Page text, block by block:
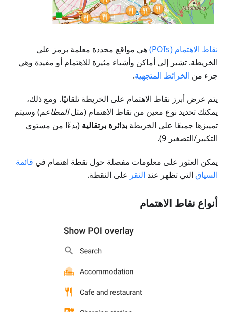
نقاط الاهتمام (POIs)
هي مواقع محددة معلمة برمز على
الخريطة. تشير إلى أماكن وأشياء مثيرة للاهتمام أو مفيدة وهي
جزء من الخرائط المتجهية.
يتم عرض أبرز نقاط الاهتمام على الخريطة تلقائيًا. ومع ذلك،
يمكنك تحديد نوع معين من نقاط الاهتمام (مثلالمطاعم) وسيتم
تمييزها جميعًا على الخريطة بدائرة برتقالية (بدءًا من مستوى
التكبير/التصغير 9).
يمكن العثور على معلومات مفصلة حول نقطة اهتمام في قائمة
السياق التي تظهر عند النقر على النقطة.
أنواع نقاط الاهتمام